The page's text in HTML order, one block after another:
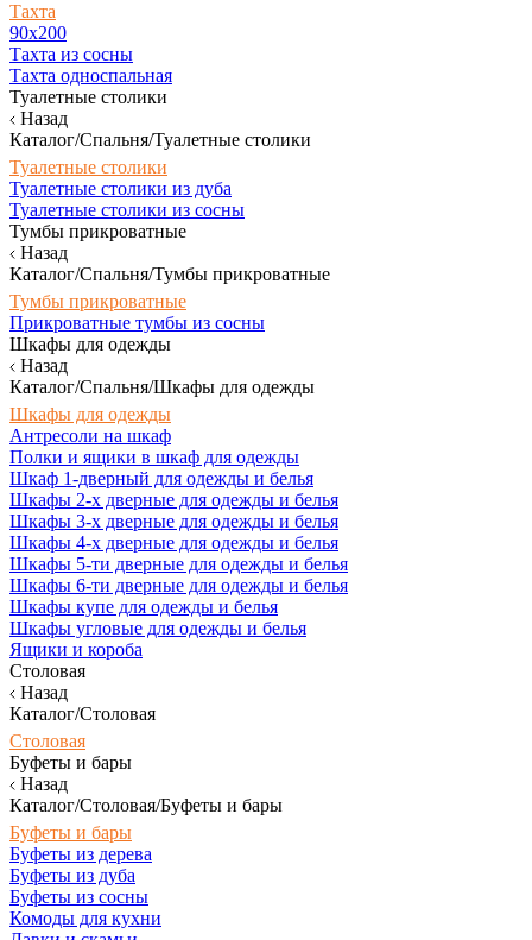
Тахта
90х200
Тахта из сосны
Тахта односпальная
Туалетные столики
Назад
Каталог/Спальня/Туалетные столики
Туалетные столики
Туалетные столики из дуба
Туалетные столики из сосны
Тумбы прикроватные
Назад
Каталог/Спальня/Тумбы прикроватные
Тумбы прикроватные
Прикроватные тумбы из сосны
Шкафы для одежды
Назад
Каталог/Спальня/Шкафы для одежды
Шкафы для одежды
Антресоли на шкаф
Полки и ящики в шкаф для одежды
Шкаф 1-дверный для одежды и белья
Шкафы 2-х дверные для одежды и белья
Шкафы 3-х дверные для одежды и белья
Шкафы 4-х дверные для одежды и белья
Шкафы 5-ти дверные для одежды и белья
Шкафы 6-ти дверные для одежды и белья
Шкафы купе для одежды и белья
Шкафы угловые для одежды и белья
Ящики и короба
Столовая
Назад
Каталог/Столовая
Столовая
Буфеты и бары
Назад
Каталог/Столовая/Буфеты и бары
Буфеты и бары
Буфеты из дерева
Буфеты из дуба
Буфеты из сосны
Комоды для кухни